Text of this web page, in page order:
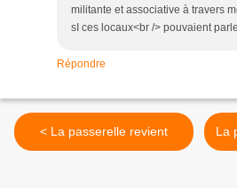
militante et associative à travers
sI ces locaux<br /> pouvaient
Répondre
< La passerelle revient